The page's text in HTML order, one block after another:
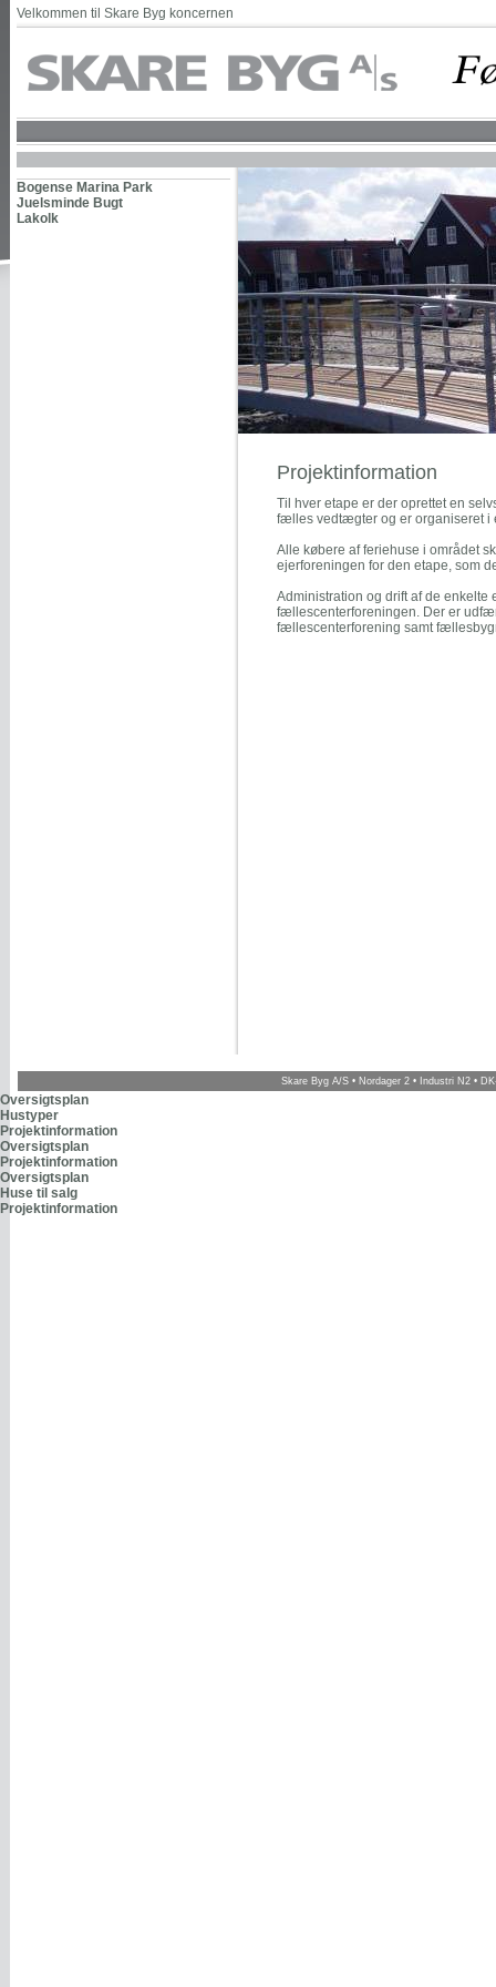
Velkommen til Skare Byg koncernen
Bogense Marina Park
Juelsminde Bugt
Lakolk
Projektinformation
Til hver etape er der oprettet en
fælles vedtægter og er organiseret i
Alle købere af feriehuse i området
ejerforeningen for den etape, som
Administration og drift af de
fællescenterforeningen. Der er
fællescenterforening samt
Skare Byg A/S • Nordager 2 • Industri N2 •
Oversigtsplan
Hustyper
Projektinformation
Oversigtsplan
Projektinformation
Oversigtsplan
Huse til salg
Projektinformation